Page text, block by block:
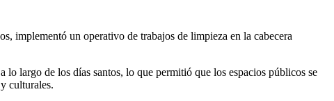
implementó un operativo de trabajos de limpieza en la cabecera
largo de los días santos, lo que permitió que los espacios públicos se
culturales.